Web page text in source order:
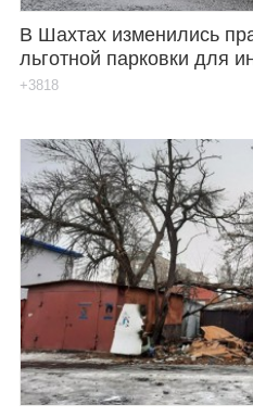
В Шахтах изменились
льготной парковки для
+3818